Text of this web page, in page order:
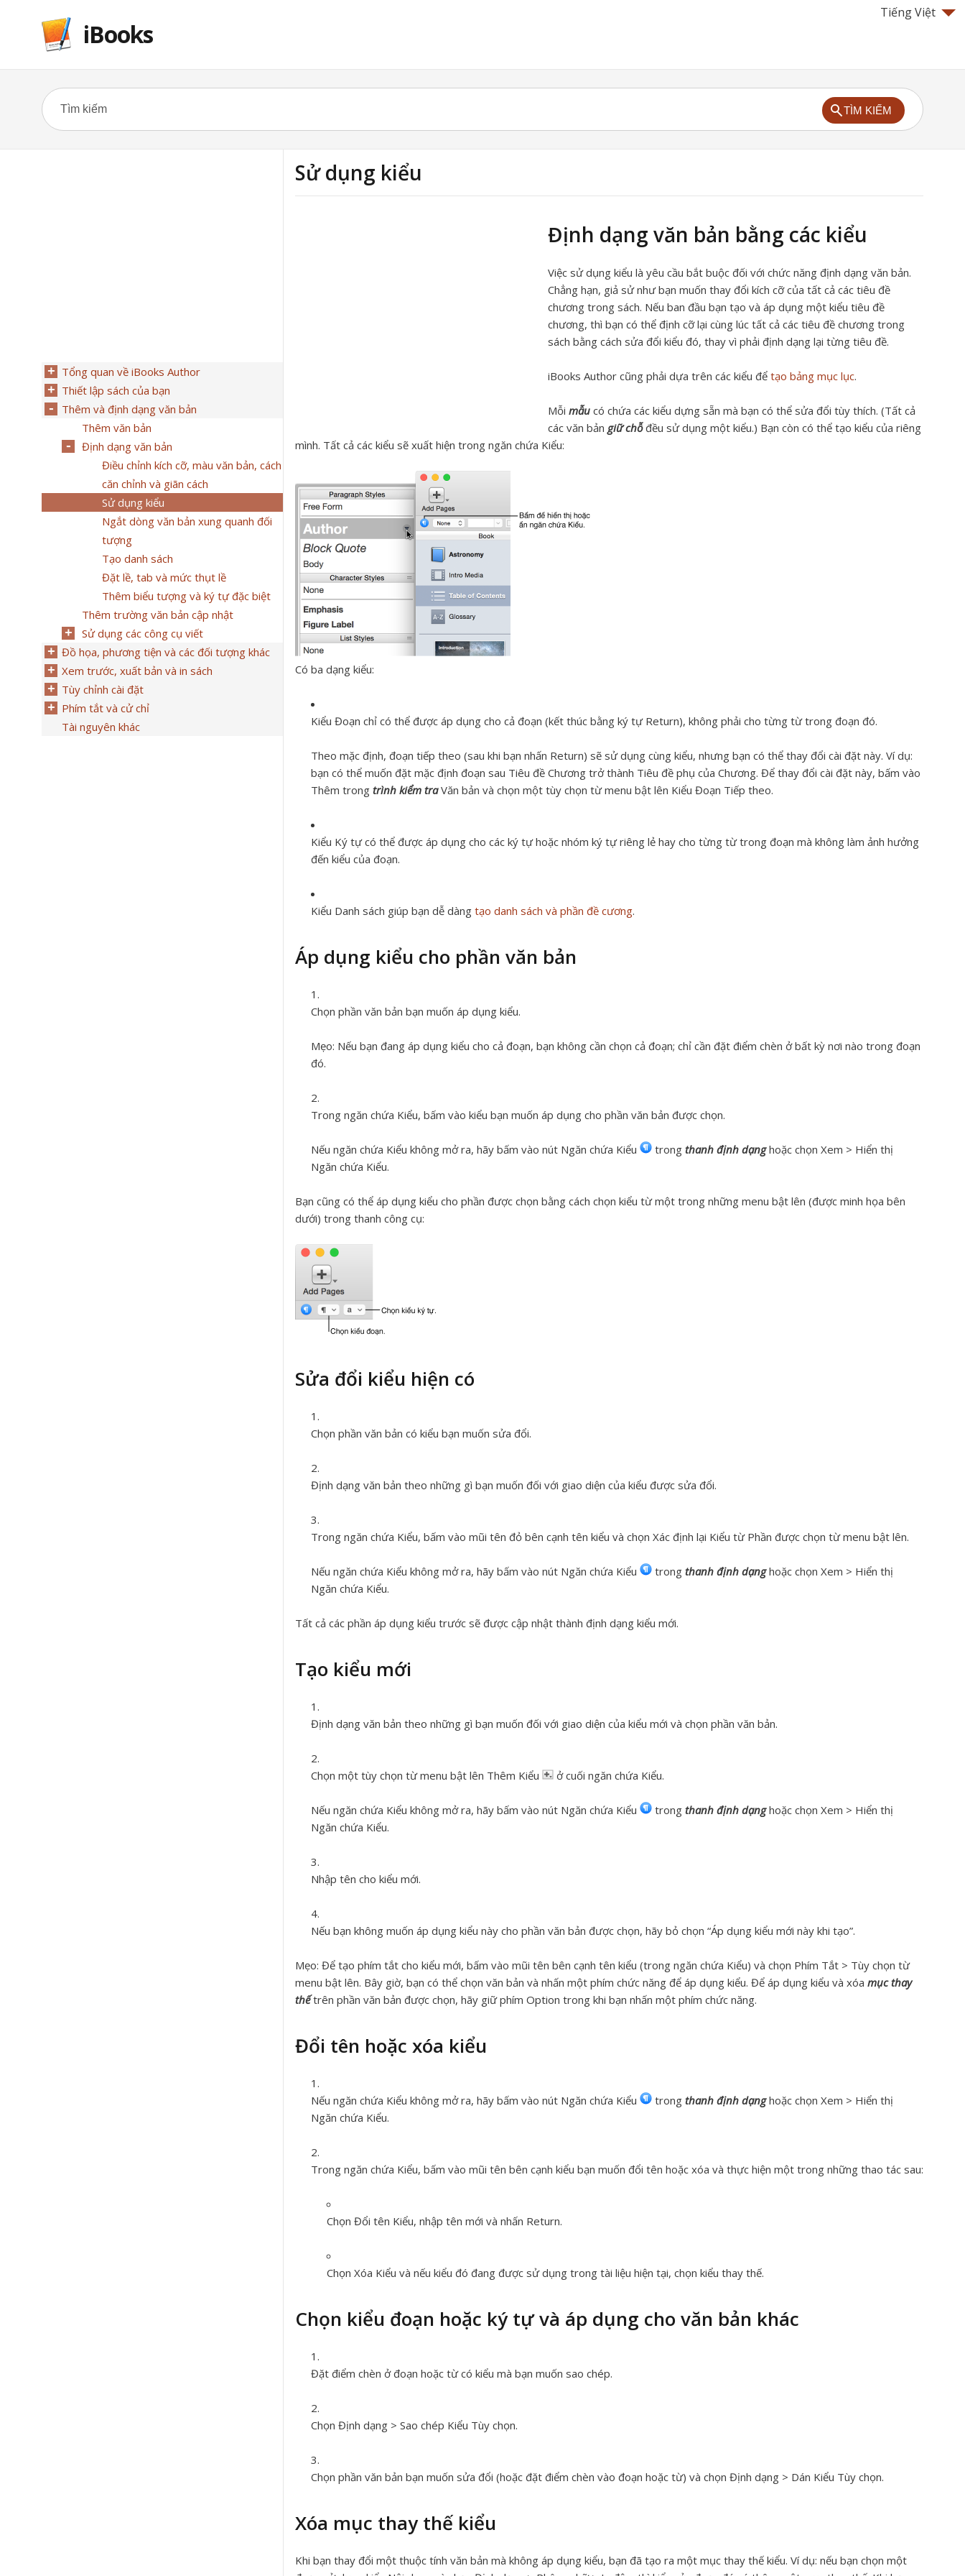
Tiếng Việt
iBooks
TÌM KIẾM
Sử dụng kiểu
Định dạng văn bản bằng các kiểu
Việc sử dụng kiểu là yêu cầu bắt buộc đối với chức năng định dạng văn bản.
Chẳng hạn, giả sử như bạn muốn thay đổi kích cỡ của tất cả các tiêu đề
chương trong sách. Nếu ban đầu bạn tạo và áp dụng một kiểu tiêu đề
chương, thì bạn có thể định cỡ lại cùng lúc tất cả các tiêu đề chương trong
sách bằng cách sửa đổi kiểu đó, thay vì phải định dạng lại từng tiêu đề.
iBooks Author cũng phải dựa trên các kiểu để tạo bảng mục lục.
Mỗi mẫu có chứa các kiểu dựng sẵn mà bạn có thể sửa đổi tùy thích. (Tất cả
các văn bản giữ chỗđều sử dụng một kiểu.) Bạn còn có thể tạo kiểu của riêng
mình. Tất cả các kiểu sẽ xuất hiện trong ngăn chứa Kiểu:
Có ba dạng kiểu:
Kiểu Đoạn chỉ có thể được áp dụng cho cả đoạn (kết thúc bằng ký tự Return), không phải cho từng từ trong đoạn đó.
Theo mặc định, đoạn tiếp theo (sau khi bạn nhấn Return) sẽ sử dụng cùng kiểu, nhưng bạn có thể thay đổi cài đặt này. Ví dụ:
bạn có thể muốn đặt mặc định đoạn sau Tiêu đề Chương trở thành Tiêu đề phụ của Chương. Để thay đổi cài đặt này, bấm vào
Thêm trong trình kiểm traVăn bản và chọn một tùy chọn từ menu bật lên Kiểu Đoạn Tiếp theo.
Kiểu Ký tựcó thể được áp dụng cho các ký tự hoặc nhóm ký tự riêng lẻ hay cho từng từ trong đoạn mà không làm ảnh hưởng
đến kiểu của đoạn.
Kiểu Danh sách giúp bạn dễ dàng tạo danh sách và phần đề cương.
Áp dụng kiểu cho phần văn bản
Chọn phần văn bản bạn muốn áp dụng kiểu.
Mẹo: Nếu bạn đang áp dụng kiểu cho cả đoạn, bạn không cần chọn cả đoạn; chỉ cần đặt điểm chèn ở bất kỳ nơi nào trong đoạn
đó.
Trong ngăn chứa Kiểu, bấm vào kiểu bạn muốn áp dụng cho phần văn bản được chọn.
Nếu ngăn chứa Kiểu không mở ra, hãy bấm vào nút Ngăn chứa Kiểu trong thanh định dạnghoặc chọn Xem > Hiển thị
Ngăn chứa Kiểu.
Bạn cũng có thể áp dụng kiểu cho phần được chọn bằng cách chọn kiểu từ một trong những menu bật lên (được minh họa bên
dưới) trong thanh công cụ:
Sửa đổi kiểu hiện có
Chọn phần văn bản có kiểu bạn muốn sửa đổi.
Định dạng văn bản theo những gì bạn muốn đối với giao diện của kiểu được sửa đổi.
Trong ngăn chứa Kiểu, bấm vào mũi tên đỏ bên cạnh tên kiểu và chọn Xác định lại Kiểu từ Phần được chọn từ menu bật lên.
Nếu ngăn chứa Kiểu không mở ra, hãy bấm vào nút Ngăn chứa Kiểu trong thanh định dạnghoặc chọn Xem > Hiển thị
Ngăn chứa Kiểu.
Tất cả các phần áp dụng kiểu trước sẽ được cập nhật thành định dạng kiểu mới.
Tạo kiểu mới
Định dạng văn bản theo những gì bạn muốn đối với giao diện của kiểu mới và chọn phần văn bản.
Chọn một tùy chọn từ menu bật lên Thêm Kiểu ở cuối ngăn chứa Kiểu.
Nếu ngăn chứa Kiểu không mở ra, hãy bấm vào nút Ngăn chứa Kiểu trong thanh định dạnghoặc chọn Xem > Hiển thị
Ngăn chứa Kiểu.
Nhập tên cho kiểu mới.
Nếu bạn không muốn áp dụng kiểu này cho phần văn bản được chọn, hãy bỏ chọn “Áp dụng kiểu mới này khi tạo”.
Mẹo: Để tạo phím tắt cho kiểu mới, bấm vào mũi tên bên cạnh tên kiểu (trong ngăn chứa Kiểu) và chọn Phím Tắt > Tùy chọn từ
menu bật lên. Bây giờ, bạn có thể chọn văn bản và nhấn một phím chức năng để áp dụng kiểu. Để áp dụng kiểu và xóa mục thay
thếtrên phần văn bản được chọn, hãy giữ phím Option trong khi bạn nhấn một phím chức năng.
Đổi tên hoặc xóa kiểu
Nếu ngăn chứa Kiểu không mở ra, hãy bấm vào nút Ngăn chứa Kiểu trong thanh định dạnghoặc chọn Xem > Hiển thị
Ngăn chứa Kiểu.
Trong ngăn chứa Kiểu, bấm vào mũi tên bên cạnh kiểu bạn muốn đổi tên hoặc xóa và thực hiện một trong những thao tác sau:
Chọn Đổi tên Kiểu, nhập tên mới và nhấn Return.
Chọn Xóa Kiểu và nếu kiểu đó đang được sử dụng trong tài liệu hiện tại, chọn kiểu thay thế.
Chọn kiểu đoạn hoặc ký tự và áp dụng cho văn bản khác
Đặt điểm chèn ở đoạn hoặc từ có kiểu mà bạn muốn sao chép.
Chọn Định dạng > Sao chép Kiểu Tùy chọn.
Chọn phần văn bản bạn muốn sửa đổi (hoặc đặt điểm chèn vào đoạn hoặc từ) và chọn Định dạng > Dán Kiểu Tùy chọn.
Xóa mục thay thế kiểu
Khi bạn thay đổi một thuộc tính văn bản mà không áp dụng kiểu, bạn đã tạo ra một mục thay thế kiểu. Ví dụ: nếu bạn chọn một
Tổng quan về iBooks Author
Thiết lập sách của bạn
Thêm và định dạng văn bản
Thêm văn bản
Định dạng văn bản
Điều chỉnh kích cỡ, màu văn bản, cách
căn chỉnh và giãn cách
Sử dụng kiểu
Ngắt dòng văn bản xung quanh đối
tượng
Tạo danh sách
Đặt lề, tab và mức thụt lề
Thêm biểu tượng và ký tự đặc biệt
Thêm trường văn bản cập nhật
Sử dụng các công cụ viết
Đồ họa, phương tiện và các đối tượng khác
Xem trước, xuất bản và in sách
Tùy chỉnh cài đặt
Phím tắt và cử chỉ
Tài nguyên khác